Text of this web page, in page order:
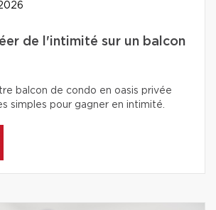
de l'intimité sur un balcon
balcon de condo en oasis privée
simples pour gagner en intimité.